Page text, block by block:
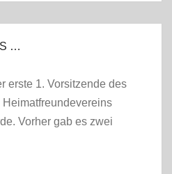
…
erste 1. Vorsitzende des
Heimatfreundevereins
Vorher gab es zwei